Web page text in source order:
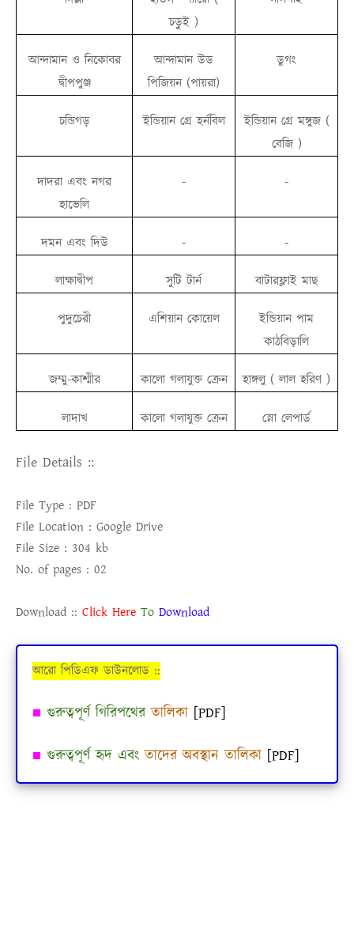
চড়ুই )
আন্দামান ও নিকোবর
দ্বীপপুঞ্জ
আন্দামান উড
পিজিয়ন (পায়রা)
ডুগং
চন্ডিগড় ইন্ডিয়ান গ্রে হর্নবিল
ইন্ডিয়ান গ্রে মঙ্গুজ (
বেজি )
দাদরা এবং নগর
হাভেলি
- -
দমন এবং দিউ - -
লাক্ষাদ্বীপ সুটি টার্ন বাটারফ্লাই মাছ
পুদুচেরী এশিয়ান কোয়েল
ইন্ডিয়ান পাম
কাঠবিড়ালি
জম্মু-কাশ্মীর কালো গলাযুক্ত ক্রেন হাঙ্গলু ( লাল হরিণ )
লাদাখ কালো গলাযুক্ত ক্রেন স্নো লেপার্ড
File Details ::
File Type : PDF
File Location : Google Drive
File Size : 304 kb
No. of pages : 02
Download :: Click Here To Download
আরো পিডিএফ ডাউনলোড ::
■ গুরুত্বপূর্ণ গিরিপথের তালিকা [PDF]
■ গুরুত্বপূর্ণ হৃদ এবং তাদের অবস্থান তালিকা[PDF]